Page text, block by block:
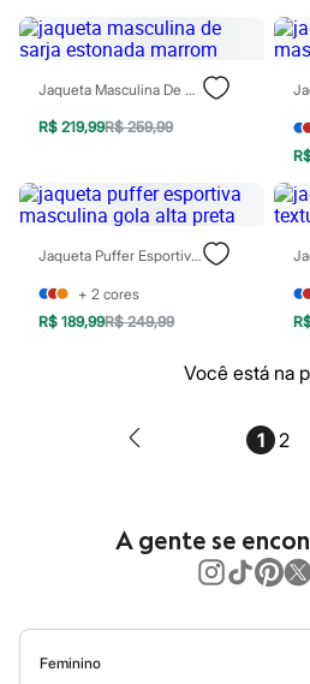
Esfoliante
Hidratante
Protetor solar
Tônicos
Maquiagens
Base
Corretivo
Gloss
Pó facial
Sombras
Banderas
Beleza C&A
Fran by Franciny Ehlke
Jean Paul Gaultier
Niina Secrets
Vizzela
Vult
Jaqueta Masculina De Sarja Estonada Marrom
R$ 219,99R$ 259,99
Jaqueta Puffer Esportiva Masculina Gola Alta Preta
+ 2 cores
R$ 189,99R$ 249,99
Você está na
1 2
A gente se
Feminino